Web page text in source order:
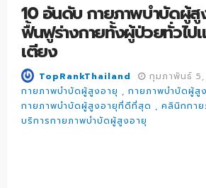
10 อันดับ กายภาพบำบัดผู้
ฟื้นฟูร่างกายทั้งผู้ป่วยทั่วไป
เตียง
TopRankThailand
กุมภาพันธ์
กายภาพบำบัดผู้สูงอายุ
กายภาพบำบัดผู้สู
กายภาพบำบัดผู้สูงอายุที่ดีที่สุด
คลินิกกา
บริการกายภาพบำบัดผู้สูงอายุ